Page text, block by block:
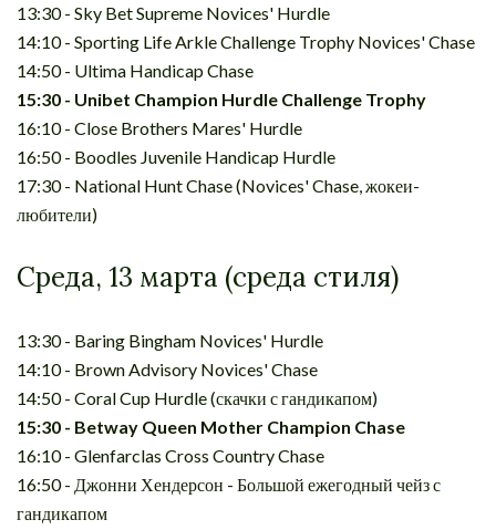
13:30 - Sky Bet Supreme Novices' Hurdle
14:10 - Sporting Life Arkle Challenge Trophy Novices' Chase
14:50 - Ultima Handicap Chase
15:30 - Unibet Champion Hurdle Challenge Trophy
16:10 - Close Brothers Mares' Hurdle
16:50 - Boodles Juvenile Handicap Hurdle
17:30 - National Hunt Chase (Novices' Chase, жокеи-
любители)
Среда, 13 марта (среда стиля)
13:30 - Baring Bingham Novices' Hurdle
14:10 - Brown Advisory Novices' Chase
14:50 - Coral Cup Hurdle (скачки с гандикапом)
15:30 - Betway Queen Mother Champion Chase
16:10 - Glenfarclas Cross Country Chase
16:50 - Джонни Хендерсон - Большой ежегодный чейз с
гандикапом